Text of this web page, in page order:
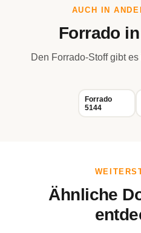
AUCH IN
Forrado
Den Forrado-Stoff gibt
Forrado
5144
Ähnliche